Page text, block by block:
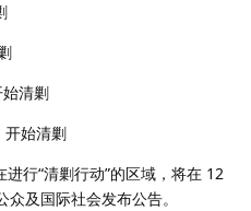
清剿
始清剿
行“清剿行动”的区域，将在 12
及国际社会发布公告。